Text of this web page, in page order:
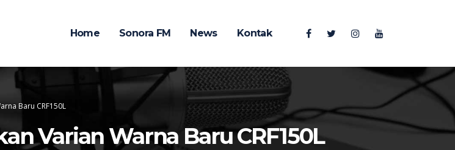
Home Sonora FM News Kontak
Baru CRF150L
Varian Warna Baru CRF150L